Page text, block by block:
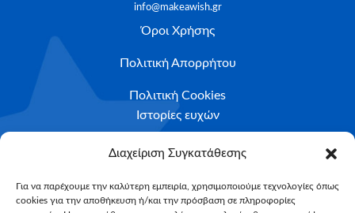
Διαχείριση Συγκατάθεσης
Για να παρέχουμε την καλύτερη εμπειρία, χρησιμοποιούμε τεχνολογίες όπως
cookies για την αποθήκευση ή/και την πρόσβαση σε πληροφορίες
info@makeawish.gr
Όροι Χρήσης
Πολιτική Απορρήτου
Πολιτική Cookies
Ιστορίες ευχών
Το ταξίδι της ευχής